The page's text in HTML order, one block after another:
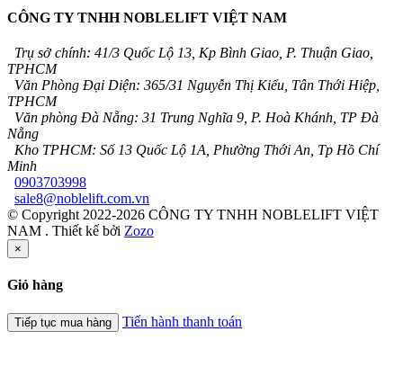
CÔNG TY TNHH NOBLELIFT VIỆT NAM
Trụ sở chính: 41/3 Quốc Lộ 13, Kp Bình Giao, P. Thuận Giao,
TPHCM
Văn Phòng Đại Diện: 365/31 Nguyễn Thị Kiểu, Tân Thới Hiệp,
TPHCM
Văn phòng Đà Nẵng: 31 Trung Nghĩa 9, P. Hoà Khánh, TP Đà
Nẵng
Kho TPHCM: Số 13 Quốc Lộ 1A, Phường Thới An, Tp Hồ Chí
Minh
0903703998
sale8@noblelift.com.vn
© Copyright 2022-2026 CÔNG TY TNHH NOBLELIFT VIỆT
NAM . Thiết kế bởi Zozo
×
Giỏ hàng
Tiếp tục mua hàng Tiến hành thanh toán